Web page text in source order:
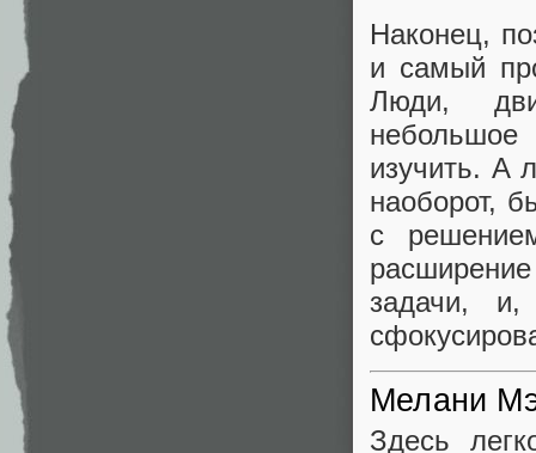
Наконец,
и самый
Люди,
изучить. А
наоборот,
с
задачи,
Мелани
Здесь